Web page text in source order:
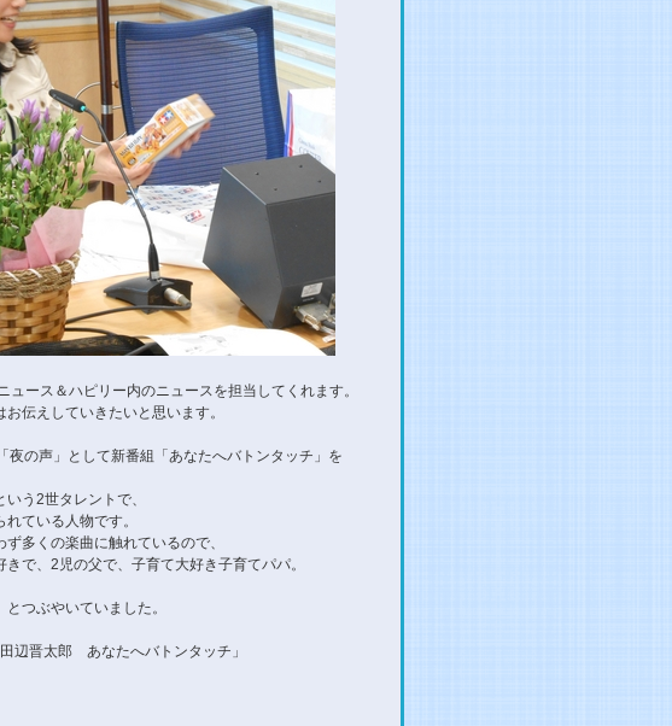
ース＆ハピリー内のニュースを担当してくれます。
伝えしていきたいと思います。
の声」として新番組「あなたへバトンタッチ」を
う2世タレントで、
ている人物です。
多くの楽曲に触れているので、
で、2児の父で、子育て大好き子育てパパ。
つぶやいていました。
辺晋太郎 あなたへバトンタッチ」